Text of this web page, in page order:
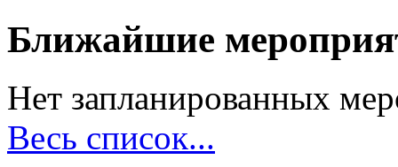
Ближайшие
Нет запланированных
Весь список...